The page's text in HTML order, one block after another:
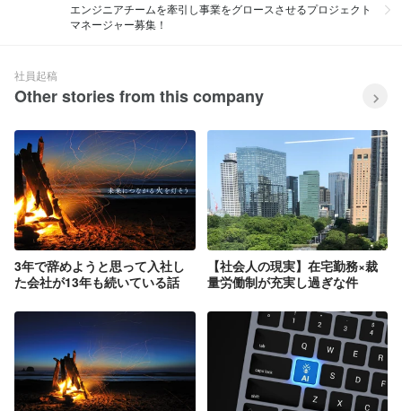
エンジニアチームを牽引し事業をグロースさせるプロジェクト
マネージャー募集！
社員起稿
Other stories from this company
3年で辞めようと思って入社し
た会社が13年も続いている話
【社会人の現実】在宅勤務×裁
量労働制が充実し過ぎな件